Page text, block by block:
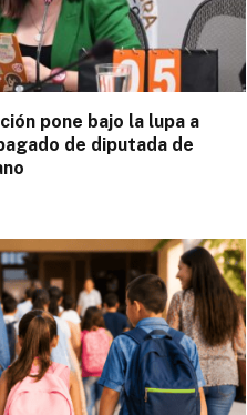
pone bajo la lupa a
de diputada de